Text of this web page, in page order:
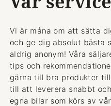
Vi är måna om att sätta
och ge dig absolut bästa
aldrig anonym! Våra
tips och
gärna till bra produkter
till att leverera snabbt
egna bilar som körs av